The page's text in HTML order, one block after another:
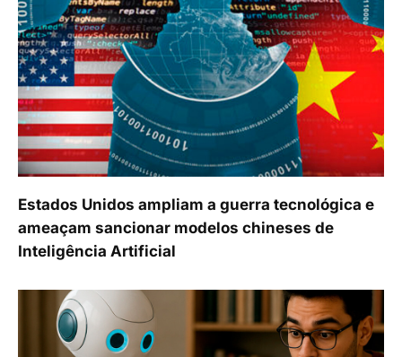
Estados Unidos ampliam a guerra tecnológica e
ameaçam sancionar modelos chineses de
Inteligência Artificial